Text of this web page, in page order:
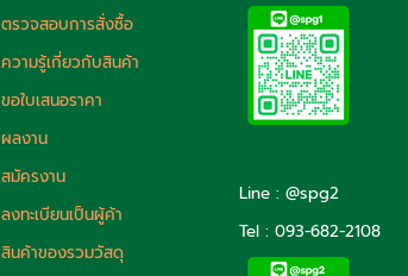
ตรวจสอบการสั่งซื้อ
ความรู้เกี่ยวกับสินค้า
ขอใบเสนอราคา
ผลงาน
สมัครงาน
ลงทะเบียนเป็นผู้ค้า
สินค้าของรวมวัสดุ
Line : @spg2
Tel : 093-682-2108